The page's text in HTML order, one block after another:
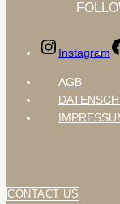
Instagram
AGB
CONTACT US